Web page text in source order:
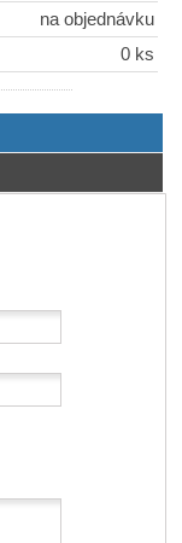
na objednávku
0 ks